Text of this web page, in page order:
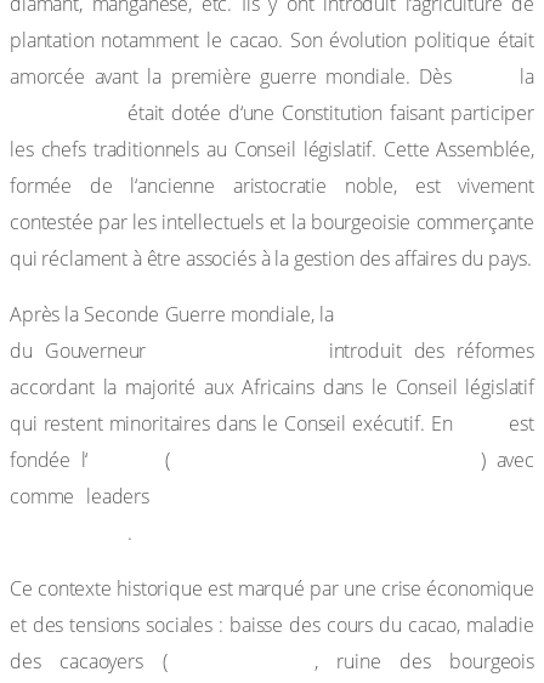
plantation notamment le cacao. Son évolution politique était
amorcée avant la première guerre mondiale. Dès
la
était dotée d‘une Constitution faisant participer
les chefs traditionnels au Conseil législatif. Cette Assemblée,
formée de l‘ancienne aristocratie noble, est vivement
contestée par les intellectuels et la bourgeoisie commerçante
qui réclament à être associés à la gestion des affaires du pays.
Après la Seconde Guerre mondiale, la
du Gouverneur
introduit des réformes
accordant la majorité aux Africains dans le Conseil législatif
qui restent minoritaires dans le Conseil exécutif. En
est
fondée l‘
(United Gold Coast Convention) avec
comme leaders
.
Ce contexte historique est marqué par une crise économique
et des tensions sociales : baisse des cours du cacao, maladie
des cacaoyers (swallen shoot) , ruine des bourgeois